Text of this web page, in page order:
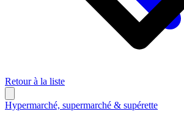
Retour à la liste
Hypermarché, supermarché & supérette